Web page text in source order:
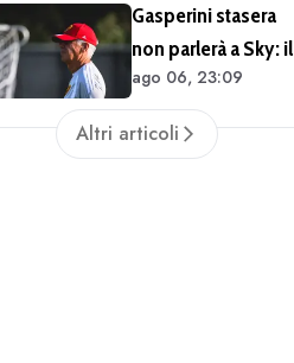
Gasperini stasera
non parlerà a Sky: il
tecnico impegnato
in meeting di
mercato
ago 06, 23:09
Altri articoli